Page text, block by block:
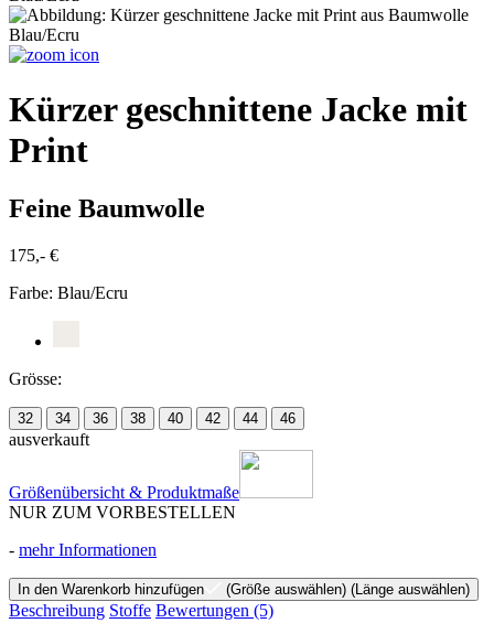
Kürzer geschnittene Jacke mit
Print
Feine Baumwolle
175,- €
Farbe: Blau/Ecru
Grösse:
32 34 36 38 40 42 44 46
ausverkauft
Größenübersicht & Produktmaße
NUR ZUM VORBESTELLEN
- mehr Informationen
In den Warenkorb hinzufügen (Größe auswählen) (Länge auswählen)
Beschreibung Stoffe Bewertungen (5)